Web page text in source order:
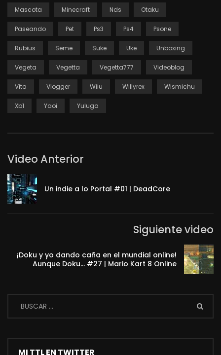
Mascota Minecraft Nds Otaku
Paseando Pet Ps3 Ps4 Psone
Rubius Seme Suke Uke Unboxing
Vegeta Vegetta Vegetta777 Videoblog
Vita Vlogger Wiiu Willyrex Wismichu
Xb1 Yaoi Yuluga
Video Anterior
Un indie a lo Portal #01 | DeadCore
Siguiente video
¡Doku y yo dando caña en el mundial online!
Aunque Doku… #27 | Mario Kart 8 Online
MI TTL EN TWITTER